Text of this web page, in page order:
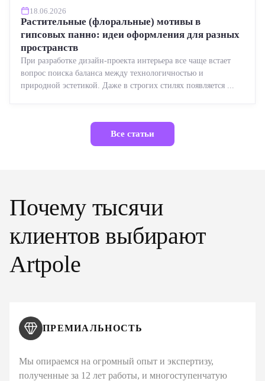
18.06.2026
Растительные (флоральные) мотивы в
гипсовых панно: идеи оформления для разных
пространств
При разработке дизайн-проекта интерьера все чаще встает
вопрос поиска баланса между технологичностью и
природной эстетикой. Даже в строгих стилях появляется ...
Все статьи
Почему тысячи
клиентов выбирают
Artpole
ПРЕМИАЛЬНОСТЬ
Мы опираемся на огромный опыт и экспертизу,
полученные за 12 лет работы, и многоступенчатую